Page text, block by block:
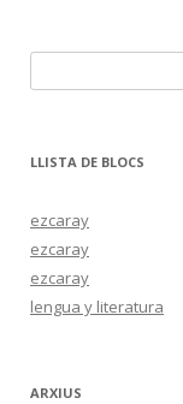
e
cLLISTA DE BLOCS
ezcaray
ezcaray
ezcaray
lengua y literatura
ARXIUS